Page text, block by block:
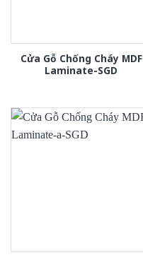
Cửa Gỗ Chống Cháy MDF
Laminate-SGD